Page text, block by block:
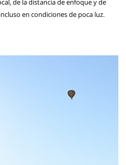
de la distancia de enfoque y de
en condiciones de poca luz.